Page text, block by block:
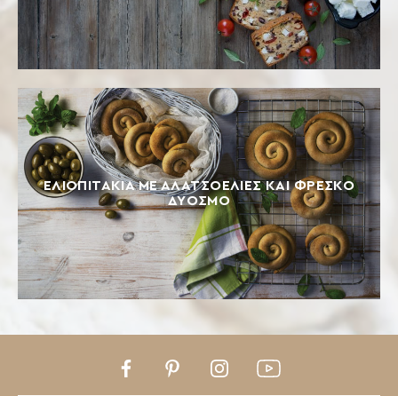
ΕΛΙΟΠΙΤΆΚΙΑ ΜΕ ΑΛΑΤΣΟΕΛΙΈΣ ΚΑΙ ΦΡΈΣΚΟ
ΔΥΌΣΜΟ
FacebookPinterestInstagramYoutube